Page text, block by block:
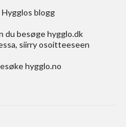
Hygglos blogg
du besøgehygglo.dk
, siirry osoitteeseen
hygglo.no